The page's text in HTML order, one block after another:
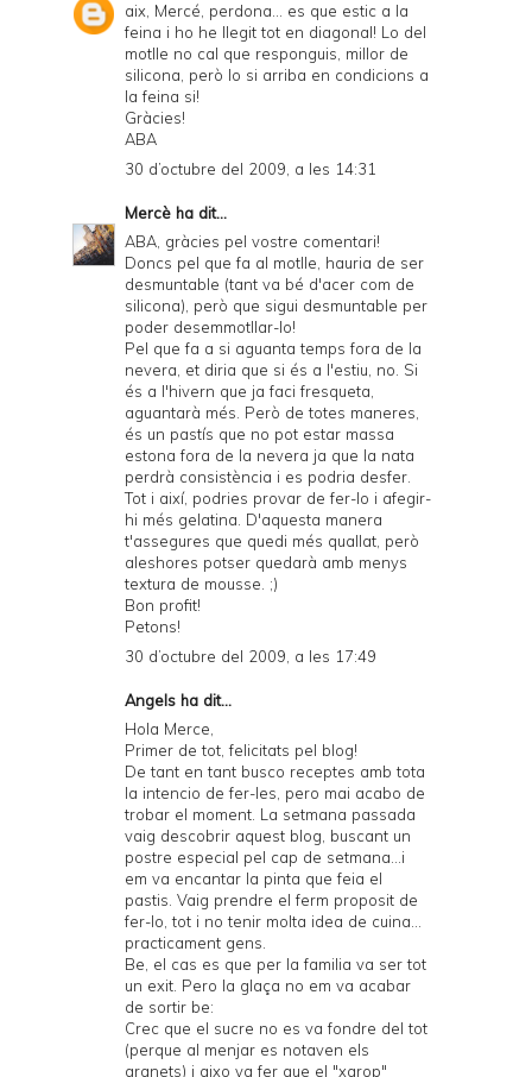
aix, Mercé, perdona... es que estic a la
feina i ho he llegit tot en diagonal! Lo del
motlle no cal que responguis, millor de
silicona, però lo si arriba en condicions a
la feina si!
Gràcies!
ABA
30 d’octubre del 2009, a les 14:31
Mercè ha dit...
ABA, gràcies pel vostre comentari!
Doncs pel que fa al motlle, hauria de ser
desmuntable (tant va bé d'acer com de
silicona), però que sigui desmuntable per
poder desemmotllar-lo!
Pel que fa a si aguanta temps fora de la
nevera, et diria que si és a l'estiu, no. Si
és a l'hivern que ja faci fresqueta,
aguantarà més. Però de totes maneres,
és un pastís que no pot estar massa
estona fora de la nevera ja que la nata
perdrà consistència i es podria desfer.
Tot i així, podries provar de fer-lo i afegir-
hi més gelatina. D'aquesta manera
t'assegures que quedi més quallat, però
aleshores potser quedarà amb menys
textura de mousse. ;)
Bon profit!
Petons!
30 d’octubre del 2009, a les 17:49
Angels ha dit...
Hola Merce,
Primer de tot, felicitats pel blog!
De tant en tant busco receptes amb tota
la intencio de fer-les, pero mai acabo de
trobar el moment. La setmana passada
vaig descobrir aquest blog, buscant un
postre especial pel cap de setmana...i
em va encantar la pinta que feia el
pastis. Vaig prendre el ferm proposit de
fer-lo, tot i no tenir molta idea de cuina...
practicament gens.
Be, el cas es que per la familia va ser tot
un exit. Pero la glaça no em va acabar
de sortir be:
Crec que el sucre no es va fondre del tot
(perque al menjar es notaven els
granets) i aixo va fer que el "xarop"